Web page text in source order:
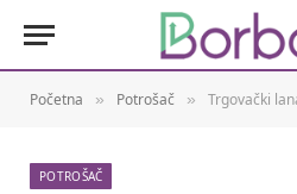
Početna » Potrošač » Trgovački
POTROŠAČ